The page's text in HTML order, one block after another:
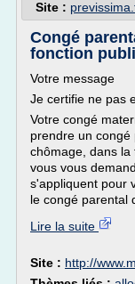
Site :
Congé
fonction
Votre message
Je certifie ne pas
Votre congé
prendre un congé
chômage, dans
vous vous
s'appliquent pour
le congé parental
Lire la suite
Site : http://